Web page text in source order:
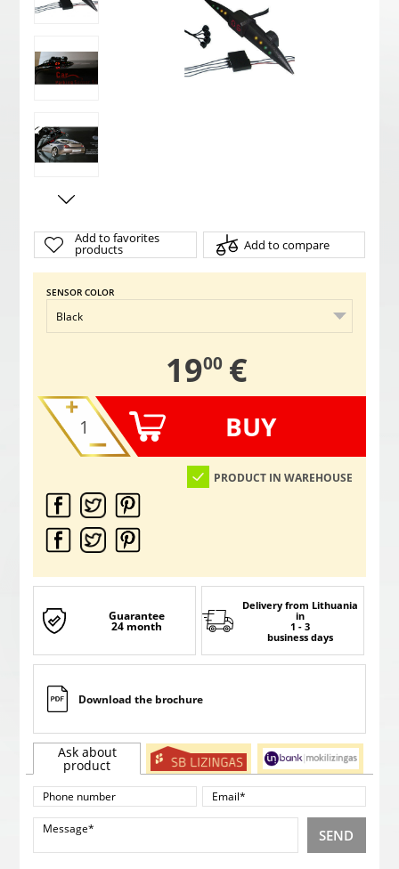
Add to favorites
products Add to compare
SENSOR COLOR
19,
00 €
BUY
PRODUCT IN WAREHOUSE
Guarantee
24 month
Delivery from Lithuania
in
1 - 3
business days
Download the brochure
Ask about
product
SEND